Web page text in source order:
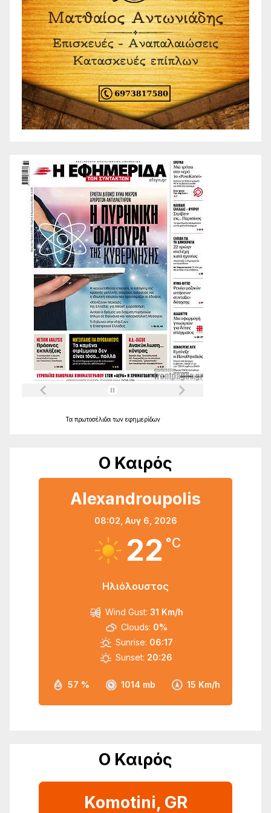
Τα πρωτοσέλιδα των εφημερίδων
Ο Καιρός
Alexandroupolis
08:02, Αυγ 6, 2026
22 °C
Ηλιόλουστος
57 % 1014 mb 15 Km/h
Wind Gust: 31 Km/h
Clouds: 0%
Sunrise: 06:17
Sunset: 20:26
Ο Καιρός
Komotini, GR